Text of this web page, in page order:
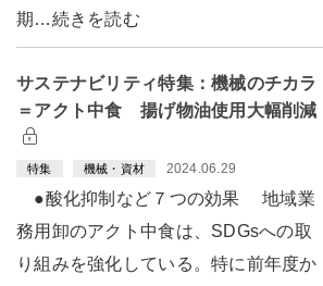
期…続きを読む
サステナビリティ特集：機械のチカラ
＝アクト中食 揚げ物油使用大幅削減
特集 機械・資材 2024.06.29
●酸化抑制など７つの効果 地域業
務用卸のアクト中食は、SDGsへの取
り組みを強化している。特に前年度か